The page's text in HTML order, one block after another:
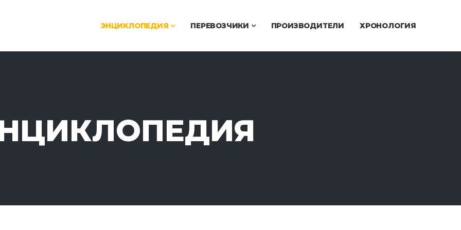
ЭНЦИКЛОПЕДИЯ ПЕРЕВОЗЧИКИ ПРОИЗВОДИТЕЛИ ХРОНОЛОГИЯ